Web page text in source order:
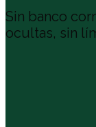
Sin banco
ocultas, sin